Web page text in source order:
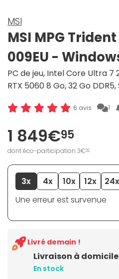
MSI
MSI MPG
009EU -
PC de jeu, Intel Core Ultra 7
RTX 5060 8 Go, 32 Go DDR5,
6 avis 1
1 849€95
dont éco-participation 3€02
3x 4x 10x 12x
24x
Une erreur est survenue
Livraison à
En stock
Livré demain !